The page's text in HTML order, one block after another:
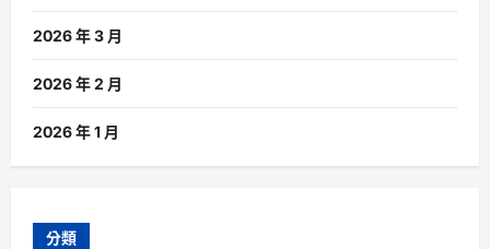
2026 年 3 月
2026 年 2 月
2026 年 1 月
分類